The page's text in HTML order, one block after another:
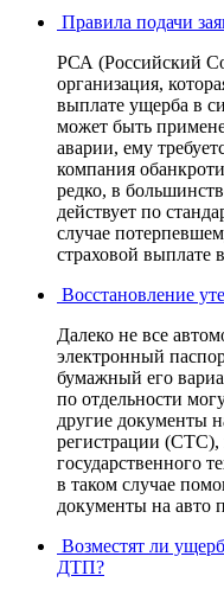
Правила подачи
РСА (Российский
организация,
выплате ущерба в
может быть
аварии, ему
компания
редко, в
действует по
случае
страховой выплате
Восстановление
Далеко не все
электронный
бумажный его
по отдельности
другие документы
регистрации (СТС),
государственного
в таком случае
документы на авто
Возместят ли
ДТП?